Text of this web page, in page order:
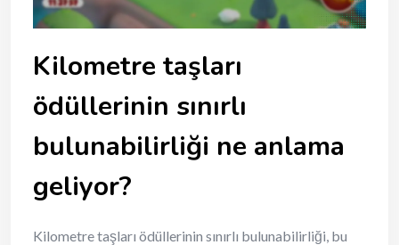
Kilometre taşları
ödüllerinin sınırlı
bulunabilirliği ne anlama
geliyor?
Kilometre taşları ödüllerinin sınırlı bulunabilirliği, bu